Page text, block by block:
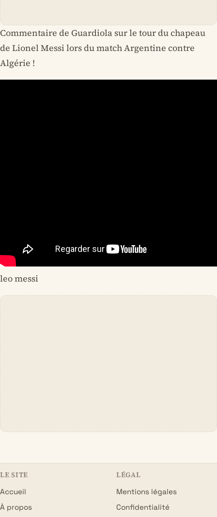
Commentaire de Guardiola sur le tour du chapeau
de Lionel Messi lors du match Argentine contre
Algérie !
leo messi
LE SITE
Accueil
À propos
LÉGAL
Mentions légales
Confidentialité